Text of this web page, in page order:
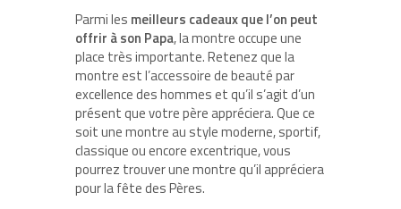
Parmi les meilleurs cadeaux que l’on peut
offrir à son Papa, la montre occupe une
place très importante. Retenez que la
montre est l’accessoire de beauté par
excellence des hommes et qu’il s’agit d’un
présent que votre père appréciera. Que ce
soit une montre au style moderne, sportif,
classique ou encore excentrique, vous
pourrez trouver une montre qu’il appréciera
pour la fête des Pères.